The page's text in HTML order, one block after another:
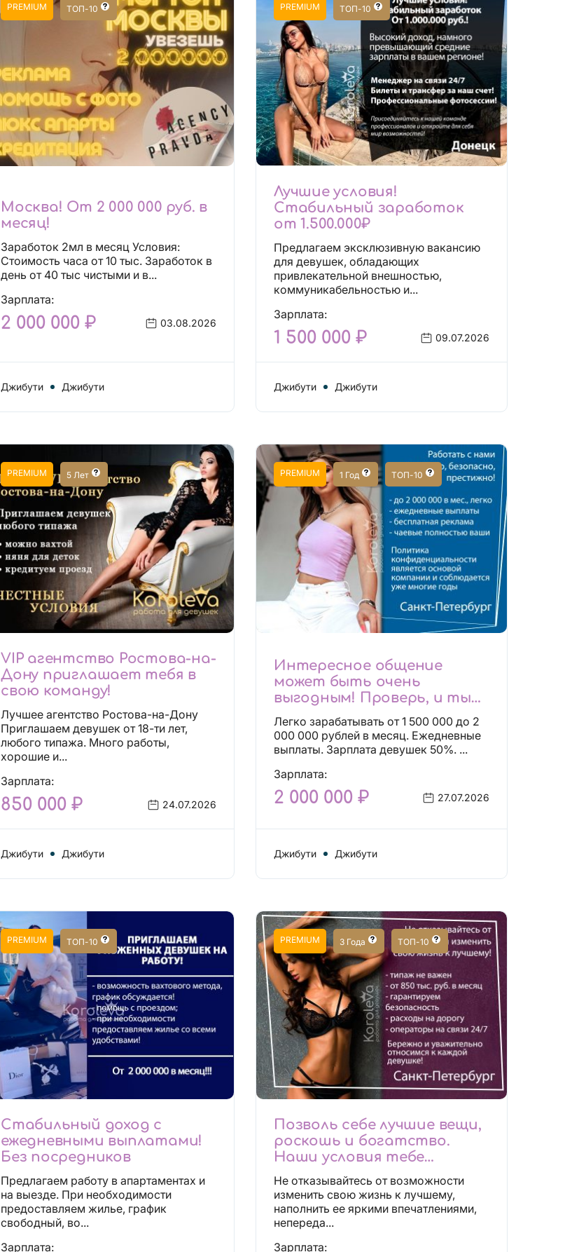
PREMIUM ТОП-10
Москва! От 2 000 000 руб. в
месяц!
Заработок 2мл в месяц Условия:
Стоимость часа от 10 тыс. Заработок в
день от 40 тыс чистыми и в...
Зарплата:
2 000 000 ₽ 03.08.2026
Джибути Джибути
PREMIUM ТОП-10
Лучшие условия!
Стабильный заработок
от 1.500.000₽
Предлагаем эксклюзивную вакансию
для девушек, обладающих
привлекательной внешностью,
коммуникабельностью и...
Зарплата:
1 500 000 ₽ 09.07.2026
Джибути Джибути
PREMIUM 5 Лет
VIP агентство Ростова-на-
Дону приглашает тебя в
свою команду!
Лучшее агентство Ростова-на-Дону
Приглашаем девушек от 18-ти лет,
любого типажа. Много работы,
хорошие и...
Зарплата:
850 000 ₽ 24.07.2026
Джибути Джибути
PREMIUM 1 Год ТОП-10
Интересное общение
может быть очень
выгодным! Проверь, и ты
не пожалеешь! 2 000 000₽
Легко зарабатывать от 1 500 000 до 2
000 000 рублей в месяц. Ежедневные
выплаты. Зарплата девушек 50%. ...
Зарплата:
2 000 000 ₽ 27.07.2026
Джибути Джибути
PREMIUM ТОП-10
Стабильный доход с
ежедневными выплатами!
Без посредников
Предлагаем работу в апартаментах и
на выезде. При необходимости
предоставляем жилье, график
свободный, во...
Зарплата:
PREMIUM 3 Года ТОП-10
Позволь себе лучшие вещи,
роскошь и богатство.
Наши условия тебе
понравятся!
Действительно отличные
условия и поддержка!
Не отказывайтесь от возможности
изменить свою жизнь к лучшему,
наполнить ее яркими впечатлениями,
непереда...
Зарплата: